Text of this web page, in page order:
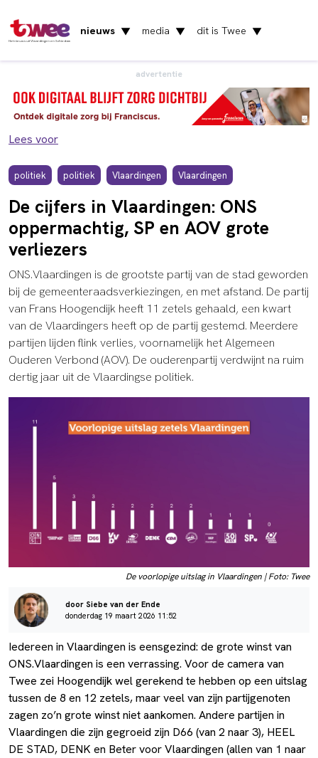
Het nieuws uit Vlaardingen en Schiedam
nieuws ▼ media ▼ dit is Twee ▼
advertentie
Lees voor
politiek politiek Vlaardingen Vlaardingen
De cijfers in Vlaardingen: ONS
oppermachtig, SP en AOV grote
verliezers
ONS.Vlaardingen is de grootste partij van de stad geworden
bij de gemeenteraadsverkiezingen, en met afstand. De partij
van Frans Hoogendijk heeft 11 zetels gehaald, een kwart
van de Vlaardingers heeft op de partij gestemd. Meerdere
partijen lijden flink verlies, voornamelijk het Algemeen
Ouderen Verbond (AOV). De ouderenpartij verdwijnt na ruim
dertig jaar uit de Vlaardingse politiek.
De voorlopige uitslag in Vlaardingen | Foto: Twee
door Siebe van der Ende
donderdag 19 maart 2026 11:52
Iedereen in Vlaardingen is eensgezind: de grote winst van
ONS.Vlaardingen is een verrassing. Voor de camera van
Twee zei Hoogendijk wel gerekend te hebben op een uitslag
tussen de 8 en 12 zetels, maar veel van zijn partijgenoten
zagen zo’n grote winst niet aankomen. Andere partijen in
Vlaardingen die zijn gegroeid zijn D66 (van 2 naar 3), HEEL
DE STAD, DENK en Beter voor Vlaardingen (allen van 1 naar